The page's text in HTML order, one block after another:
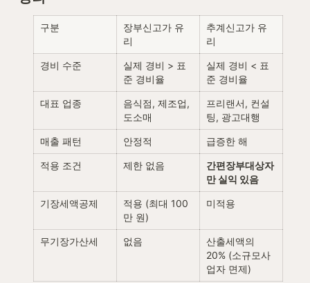
구분
장부신고가 유
리
추계신고가 유
리
경비 수준
실제 경비 > 표
준 경비율
실제 경비 < 표
준 경비율
대표 업종
음식점, 제조업,
도소매
프리랜서, 컨설
팅, 광고대행
매출 패턴 안정적 급증한 해
적용 조건 제한 없음
간편장부대상자
만 실익 있음
기장세액공제
적용 (최대 100
만 원)
미적용
무기장가산세 없음
산출세액의
20% (소규모사
업자 면제)